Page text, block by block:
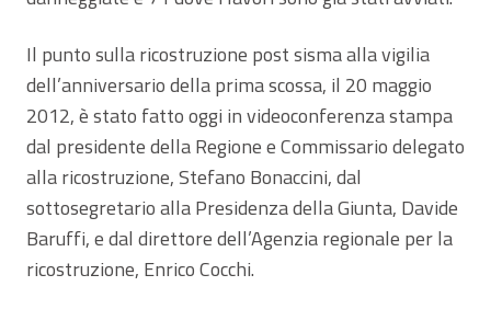
Il punto sulla ricostruzione post sisma alla vigilia
dell’anniversario della prima scossa, il 20 maggio
2012, è stato fatto oggi in videoconferenza stampa
dal presidente della Regione e Commissario delegato
alla ricostruzione, Stefano Bonaccini, dal
sottosegretario alla Presidenza della Giunta, Davide
Baruffi, e dal direttore dell’Agenzia regionale per la
ricostruzione, Enrico Cocchi.